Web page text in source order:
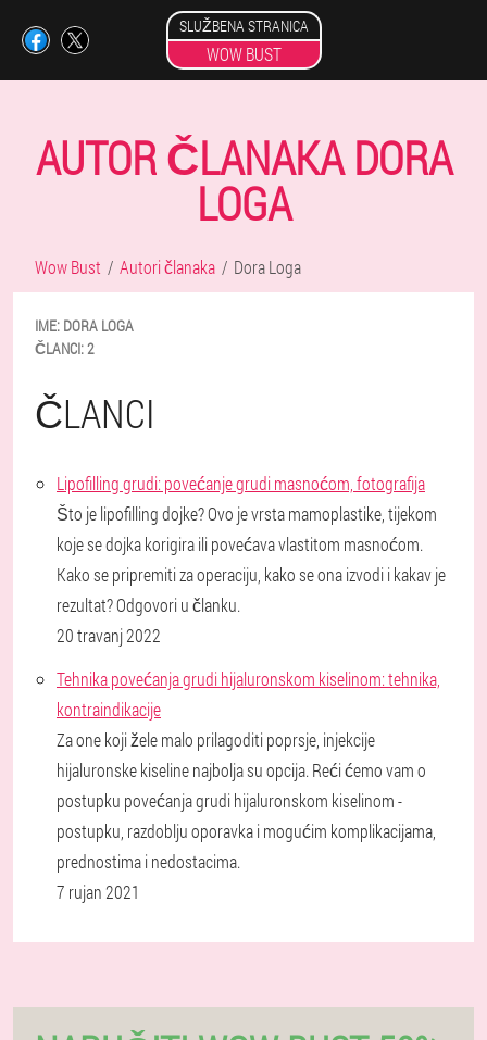
SLUŽBENA STRANICA
WOW BUST
AUTOR ČLANAKA DORA
LOGA
Wow Bust Autori članaka Dora Loga
IME: DORA LOGA
ČLANCI:2
ČLANCI
Lipofilling grudi: povećanje grudi masnoćom, fotografija
Što je lipofilling dojke? Ovo je vrsta mamoplastike, tijekom
koje se dojka korigira ili povećava vlastitom masnoćom.
Kako se pripremiti za operaciju, kako se ona izvodi i kakav je
rezultat? Odgovori u članku.
20 travanj 2022
Tehnika povećanja grudi hijaluronskom kiselinom: tehnika,
kontraindikacije
Za one koji žele malo prilagoditi poprsje, injekcije
hijaluronske kiseline najbolja su opcija. Reći ćemo vam o
postupku povećanja grudi hijaluronskom kiselinom -
postupku, razdoblju oporavka i mogućim komplikacijama,
prednostima i nedostacima.
7 rujan 2021